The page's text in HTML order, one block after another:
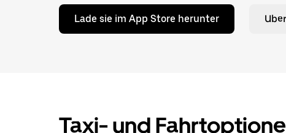
Lade sie im App Store herunter
Taxi- und